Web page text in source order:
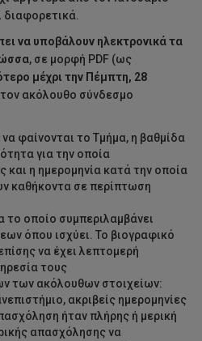
διαφορετικά.
να υποβάλουν ηλεκτρονικά τα
, σε μορφή PDF (ως
μέχρι την Πέμπτη, 28
ακόλουθο σύνδεσμο
φαίνονται το Τμήμα, η βαθμίδα
για την οποία
και η ημερομηνία κατά την οποία
καθήκοντα σε περίπτωση
το οποίο συμπεριλαμβάνει
όπου ισχύει. Το βιογραφικό
να έχει λεπτομερή
τους
των ακόλουθων στοιχείων:
ακριβείς ημερομηνίες
ήταν πλήρης ή μερική
απασχόλησης να